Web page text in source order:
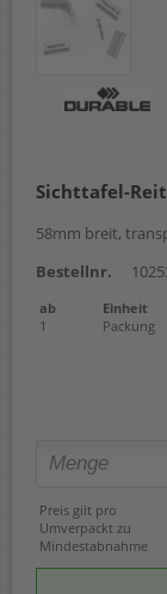
Sichttafel-
58mm breit,
Bestellnr.
ab Einheit
1
Packung
Preis gilt pro
Umverpackt zu
Mindestabnahme